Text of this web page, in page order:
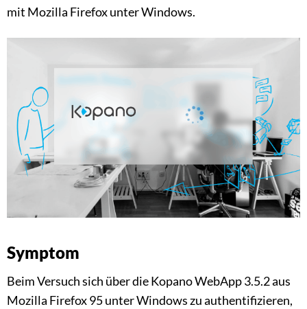
mit Mozilla Firefox unter Windows.
Symptom
Beim Versuch sich über die Kopano WebApp 3.5.2 aus
Mozilla Firefox 95 unter Windows zu authentifizieren,